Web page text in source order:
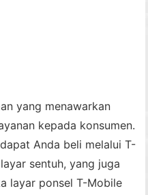
yang menawarkan
kepada konsumen.
Anda beli melalui T-
sentuh, yang juga
layar ponsel T-Mobile